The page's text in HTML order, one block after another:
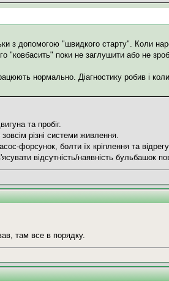
з допомогою "швидкого старту". Коли
"ковбасить" поки не заглушити або не
нормально. Діагностику робив і
та пробіг.
різні системи живлення.
форсунок, болти їх кріплення та
відсутність/наявність бульбашок
там все в порядку.